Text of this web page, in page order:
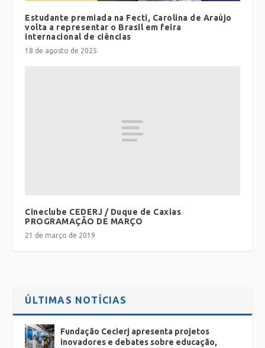
Estudante premiada na Fecti, Carolina de Araújo
volta a representar o Brasil em feira
internacional de ciências
18 de agosto de 2025
Cineclube CEDERJ / Duque de Caxias
PROGRAMAÇÃO DE MARÇO
21 de março de 2019
ÚLTIMAS NOTÍCIAS
Fundação Cecierj apresenta projetos
inovadores e debates sobre educação,